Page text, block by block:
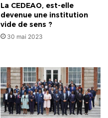
La CEDEAO, est-elle
devenue une institution
vide de sens ?
30 mai 2023